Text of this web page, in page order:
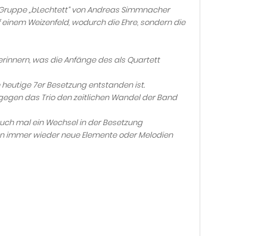
„bLechtett“ von Andreas Simmnacher
Weizenfeld, wodurch die Ehre, sondern die
was die Anfänge des als Quartett
7er Besetzung entstanden ist.
das Trio den zeitlichen Wandel der Band
mal ein Wechsel in der Besetzung
wieder neue Elemente oder Melodien